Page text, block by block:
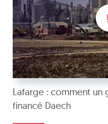
Lafarge : comment un
financé Daech